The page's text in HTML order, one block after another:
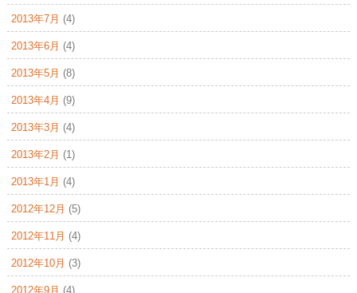
2013年7月 (4)
2013年6月 (4)
2013年5月 (8)
2013年4月 (9)
2013年3月 (4)
2013年2月 (1)
2013年1月 (4)
2012年12月 (5)
2012年11月 (4)
2012年10月 (3)
2012年9月 (4)